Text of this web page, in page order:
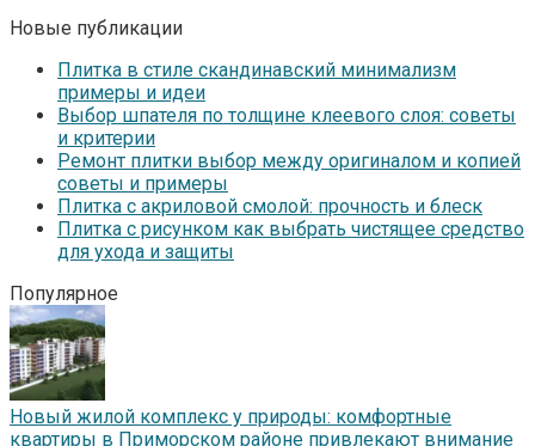
Новые публикации
Плитка в стиле скандинавский минимализм
примеры и идеи
Выбор шпателя по толщине клеевого слоя: советы
и критерии
Ремонт плитки выбор между оригиналом и копией
советы и примеры
Плитка с акриловой смолой: прочность и блеск
Плитка с рисунком как выбрать чистящее средство
для ухода и защиты
Популярное
Новый жилой комплекс у природы: комфортные
квартиры в Приморском районе привлекают внимание